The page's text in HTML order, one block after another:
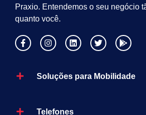
Praxio. Entendemos o seu negócio
quanto você.
Soluções para Mobilidade
Telefones